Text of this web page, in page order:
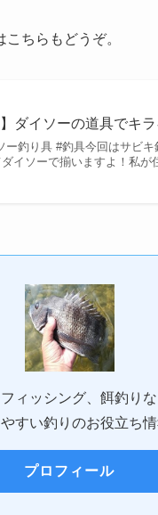
ちらもどうぞ。
ダイソーの道具でキ
ー釣り具 #釣具今回はサビ
イソーで揃いますよ！私が
ィッシング、餌釣り
すい釣りのお役立ち情
プロフィール